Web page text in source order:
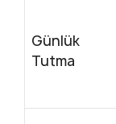
Günlük
Tutma